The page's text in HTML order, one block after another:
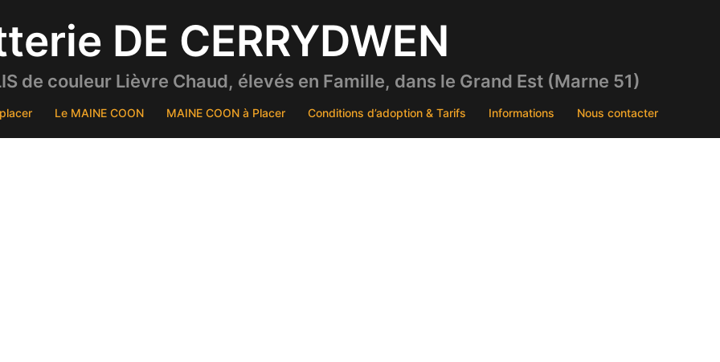
DE CERRYDWEN
de couleur Lièvre Chaud, élevés en Famille, dans le Grand Est (Marne 51)
Le MAINE COON MAINE COON à Placer Conditions d’adoption & Tarifs Informations Nous contacter